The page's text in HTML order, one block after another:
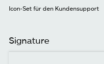
Icon-Set für den Kundensupport
Signature